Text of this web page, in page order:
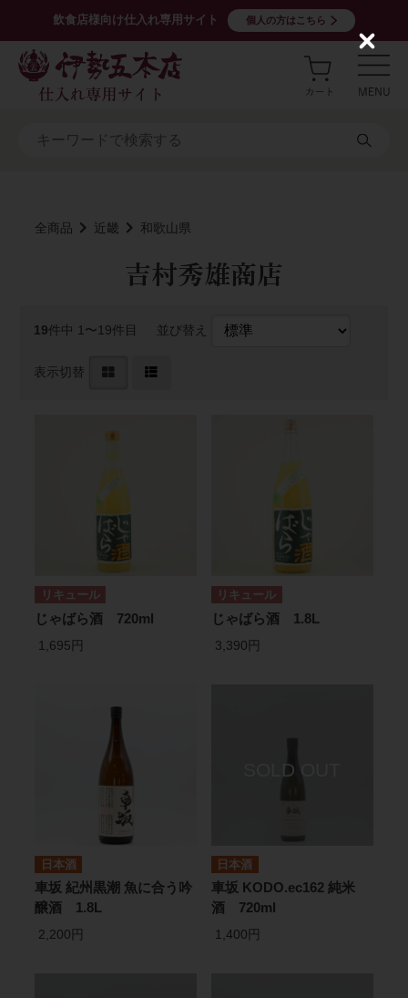
飲食店様向け仕入れ専用サイト 個人の方はこちら
全商品 近畿 和歌山県
吉村秀雄商店
19件中 1〜19件目 並び替え
表示切替
リキュール
じゃばら酒 720ml
1,695円
リキュール
じゃばら酒 1.8L
3,390円
日本酒
車坂 紀州黒潮 魚に合う吟
醸酒 1.8L
2,200円
日本酒
車坂 KODO.ec162 純米
酒 720ml
1,400円
C
l
s